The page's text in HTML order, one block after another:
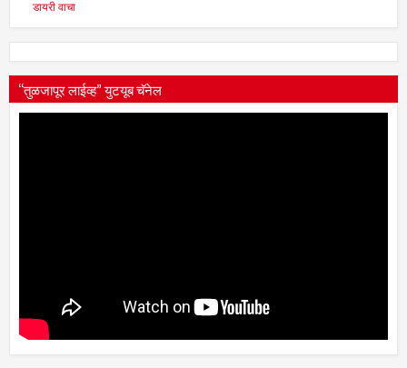
“तुळजापूर लाईव्ह” युटयूब चॅनेल